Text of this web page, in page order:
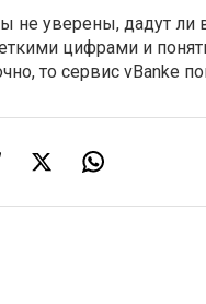
не уверены, дадут ли
цифрами и
то сервис